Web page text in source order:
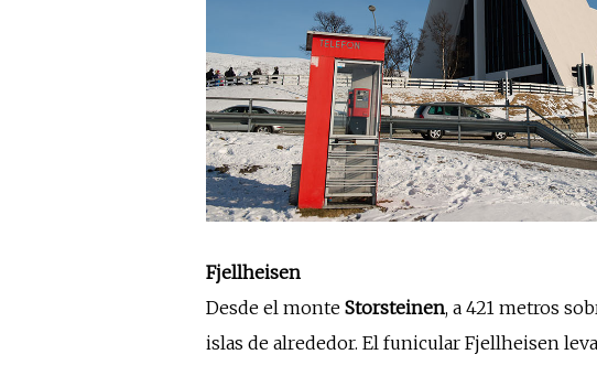
Fjellheisen
Desde el monte Stor­stei­nen, a 421 metros
islas de alrededor. El funicular Fjellheisen